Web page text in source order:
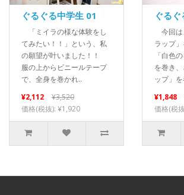
ぐるぐる中学生 01
「ミイラの様な体験をし
てみたい！！」という、私
の願望が叶いました！！
服の上からビニールテープ
で、全身を巻かれ..
¥2,112
¥3,520
価格(税抜): ¥1,920
ぐる
今回は
ラップ
「白色
を巻き
ップ」
¥1,848
価格(税